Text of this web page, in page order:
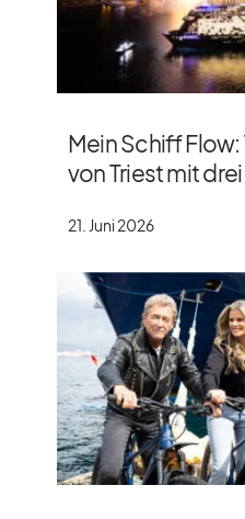
Mein Schiff Flow:
von Triest mit
21. Juni 2026